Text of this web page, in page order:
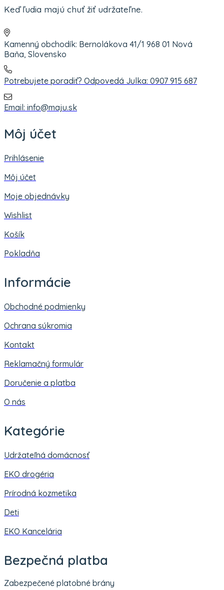
Keď ľudia majú chuť žiť udržateľne.
Kamenný obchodík: Bernolákova 41/1 968 01 Nová
Baňa, Slovensko
Potrebujete poradiť? Odpovedá Julka: 0907 915 687
Email: info@maju.sk
Môj účet
Prihlásenie
Môj účet
Moje objednávky
Wishlist
Košík
Pokladňa
Informácie
Obchodné podmienky
Ochrana súkromia
Kontakt
Reklamačný formulár
Doručenie a platba
O nás
Kategórie
Udržateľná domácnosť
EKO drogéria
Prírodná kozmetika
Deti
EKO Kancelária
Bezpečná platba
Zabezpečené platobné brány